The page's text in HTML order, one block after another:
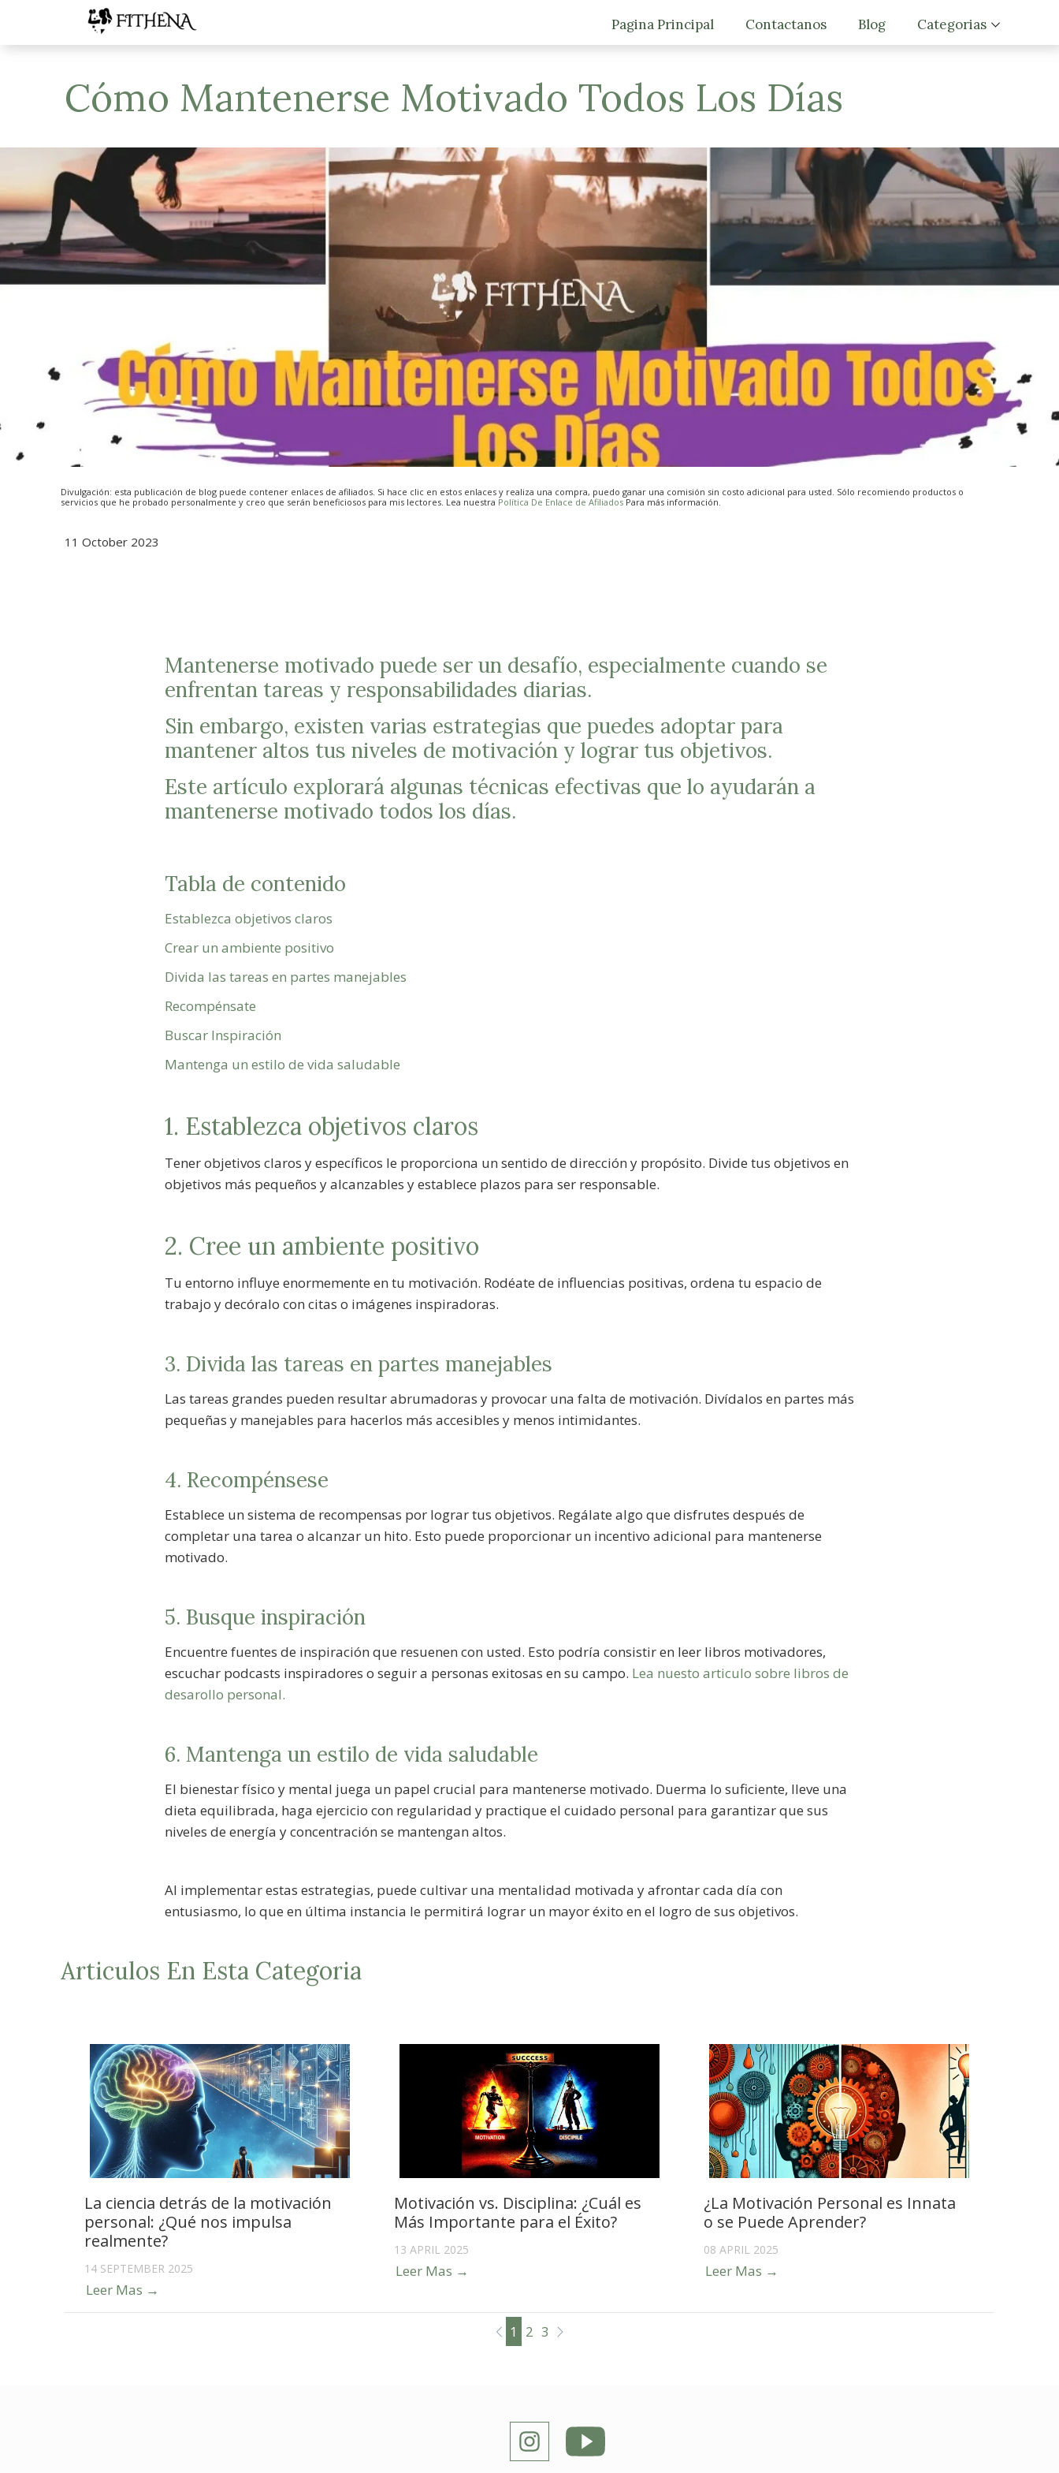
Pagina Principal Contactanos Blog Categorias
Estilo De Vida
11 October 2023
Cómo Mantenerse Motivado Todos Los Días
Mantenerse motivado puede ser un desafío, especialmente cuando se
enfrentan tareas y responsabilidades diarias.
Sin embargo, existen varias estrategias que puedes adoptar para
mantener altos tus niveles de motivación y lograr tus objetivos.
Este artículo explorará algunas técnicas efectivas que lo ayudarán a
mantenerse motivado todos los días.
Tabla de contenido
Establezca objetivos claros
Crear un ambiente positivo
Divida las tareas en partes manejables
Recompénsate
Buscar Inspiración
Mantenga un estilo de vida saludable
1. Establezca objetivos claros
Tener objetivos claros y específicos le proporciona un sentido de dirección y propósito. Divide tus objetivos en
objetivos más pequeños y alcanzables y establece plazos para ser responsable.
2. Cree un ambiente positivo
Tu entorno influye enormemente en tu motivación. Rodéate de influencias positivas, ordena tu espacio de
trabajo y decóralo con citas o imágenes inspiradoras.
3. Divida las tareas en partes manejables
Las tareas grandes pueden resultar abrumadoras y provocar una falta de motivación. Divídalos en partes más
pequeñas y manejables para hacerlos más accesibles y menos intimidantes.
4. Recompénsese
Establece un sistema de recompensas por lograr tus objetivos. Regálate algo que disfrutes después de
completar una tarea o alcanzar un hito. Esto puede proporcionar un incentivo adicional para mantenerse
motivado.
5. Busque inspiración
Encuentre fuentes de inspiración que resuenen con usted. Esto podría consistir en leer libros motivadores,
escuchar podcasts inspiradores o seguir a personas exitosas en su campo. Lea nuesto articulo sobre libros de
desarollo personal.
6. Mantenga un estilo de vida saludable
El bienestar físico y mental juega un papel crucial para mantenerse motivado. Duerma lo suficiente, lleve una
dieta equilibrada, haga ejercicio con regularidad y practique el cuidado personal para garantizar que sus
niveles de energía y concentración se mantengan altos.
Al implementar estas estrategias, puede cultivar una mentalidad motivada y afrontar cada día con
entusiasmo, lo que en última instancia le permitirá lograr un mayor éxito en el logro de sus objetivos.
Articulos En Esta Categoria
La ciencia detrás de la motivación
personal: ¿Qué nos impulsa
realmente?
14 SEPTEMBER 2025
Leer Mas →
Motivación vs. Disciplina: ¿Cuál es
Más Importante para el Éxito?
13 APRIL 2025
Leer Mas →
¿La Motivación Personal es Innata
o se Puede Aprender?
08 APRIL 2025
Leer Mas →
1 2 3
Divulgación: esta publicación de blog puede contener enlaces de afiliados. Si hace clic en estos enlaces y realiza una compra, puedo ganar una comisión sin costo adicional para usted. Sólo recomiendo productos o
servicios que he probado personalmente y creo que serán beneficiosos para mis lectores. Lea nuestra Política De Enlace de Afiliados Para más información.